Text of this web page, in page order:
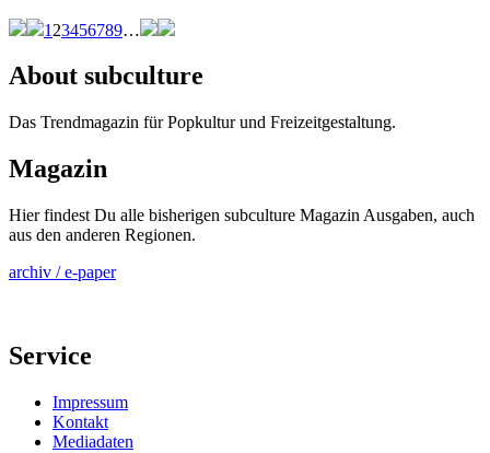
1 23456789…
About subculture
Das Trendmagazin für Popkultur und Freizeitgestaltung.
Magazin
Hier findest Du alle bisherigen subculture Magazin Ausgaben, auch
aus den anderen Regionen.
archiv / e-paper
Service
Impressum
Kontakt
Mediadaten